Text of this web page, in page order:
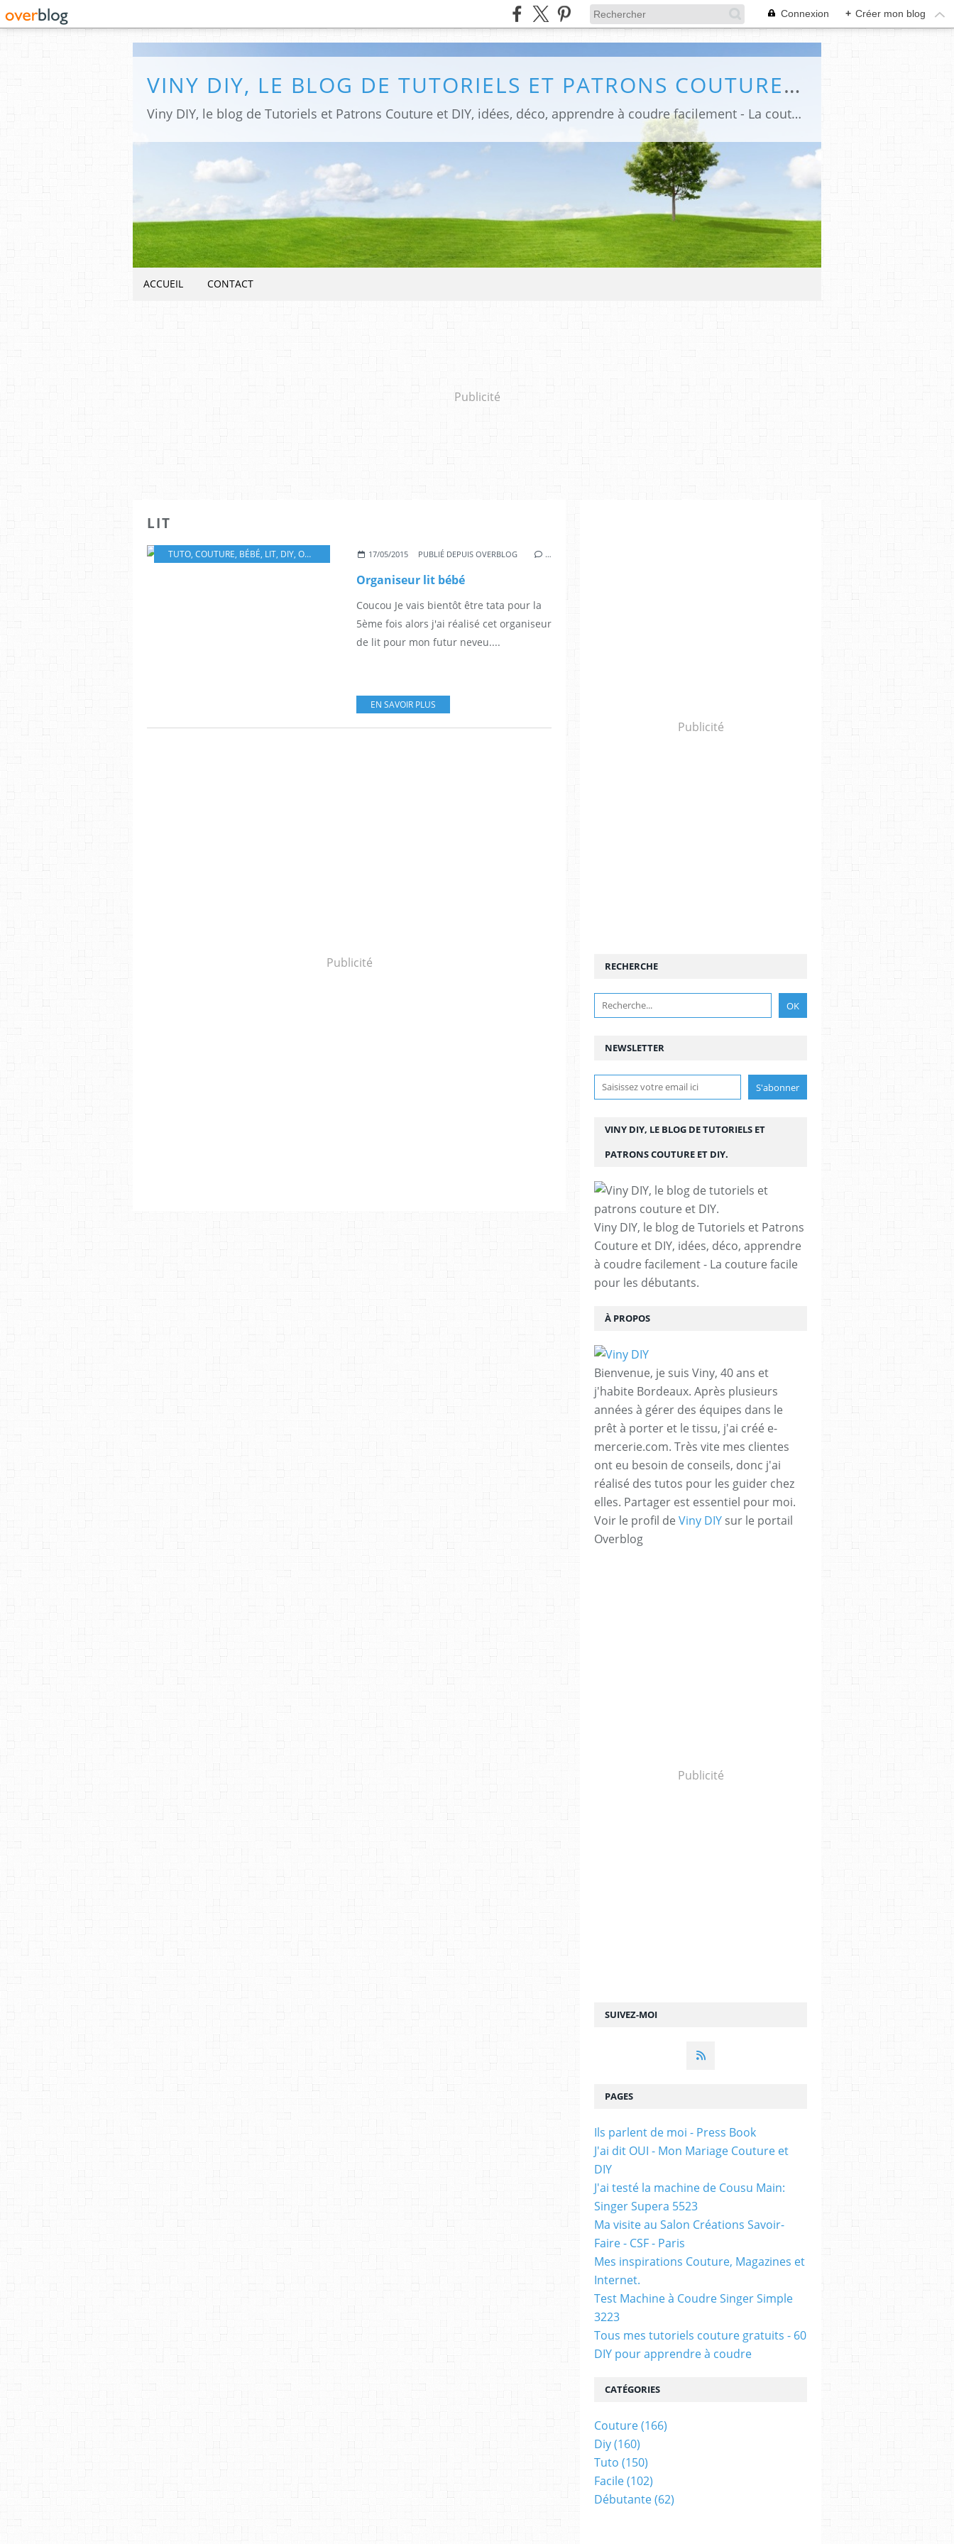
Connexion + Créer mon blog
VINY DIY, LE BLOG DE TUTORIELS ET PATRONS COUTURE ET DIY.
Viny DIY, le blog de Tutoriels et Patrons Couture et DIY, idées, déco, apprendre à coudre facilement - La couture facile pour les débutants.
ACCUEIL CONTACT
Publicité
LIT
TUTO, COUTURE, BÉBÉ, LIT, DIY, ORGANISEUR 17/05/2015 PUBLIÉ DEPUIS OVERBLOG …
Organiseur lit bébé
Coucou Je vais bientôt être tata pour la
5ème fois alors j'ai réalisé cet organiseur
de lit pour mon futur neveu....
EN SAVOIR PLUS
Publicité
Publicité
NEWSLETTER
SUIVEZ-MOI
RECHERCHE
VINY DIY, LE BLOG DE TUTORIELS ET
PATRONS COUTURE ET DIY.
Viny DIY, le blog de Tutoriels et Patrons
Couture et DIY, idées, déco, apprendre
à coudre facilement - La couture facile
pour les débutants.
À PROPOS
Bienvenue, je suis Viny, 40 ans et
j'habite Bordeaux. Après plusieurs
années à gérer des équipes dans le
prêt à porter et le tissu, j'ai créé e-
mercerie.com. Très vite mes clientes
ont eu besoin de conseils, donc j'ai
réalisé des tutos pour les guider chez
elles. Partager est essentiel pour moi.
Voir le profil de Viny DIY sur le portail
Overblog
Publicité
PAGES
Ils parlent de moi - Press Book
J'ai dit OUI - Mon Mariage Couture et
DIY
J'ai testé la machine de Cousu Main:
Singer Supera 5523
Ma visite au Salon Créations Savoir-
Faire - CSF - Paris
Mes inspirations Couture, Magazines et
Internet.
Test Machine à Coudre Singer Simple
3223
Tous mes tutoriels couture gratuits - 60
DIY pour apprendre à coudre
CATÉGORIES
Couture(166)
Diy(160)
Tuto (150)
Facile(102)
Débutante(62)